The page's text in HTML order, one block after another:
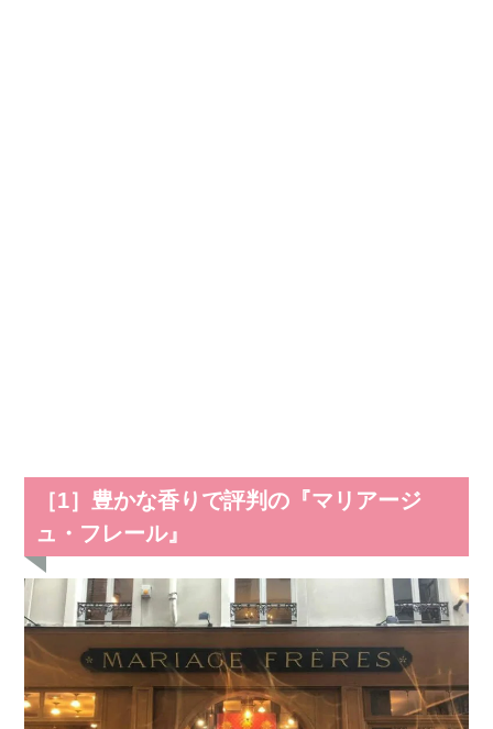
［1］豊かな香りで評判の『マリアージ
ュ・フレール』